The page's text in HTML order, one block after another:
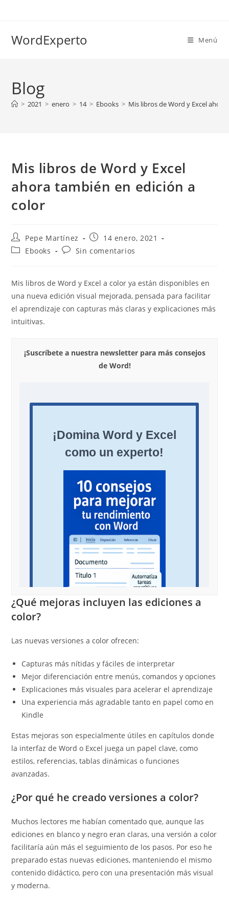
WordExperto Menú
Blog
> 2021 > enero > 14 > Ebooks > Mis libros de Word y Excel
Mis libros de Word y Excel
ahora también en edición a
color
Autor
de
la
Pepe Martínez
Publicación
la
14 enero, 2021
Categoría
entrada:
Ebooks
Comentarios
entrada:
Sin comentarios
Mis libros de Word y Excel a color ya están disponibles en
una nueva edición visual mejorada, pensada para facilitar
el aprendizaje con capturas más claras y explicaciones más
intuitivas.
¡Suscríbete a nuestra newsletter para más consejos
de Word!
¿Qué mejoras incluyen las ediciones a
color?
Las nuevas versiones a color ofrecen:
Capturas más nítidas y fáciles de interpretar
Mejor diferenciación entre menús, comandos y opciones
Explicaciones más visuales para acelerar el aprendizaje
Una experiencia más agradable tanto en papel como en
Kindle
Estas mejoras son especialmente útiles en capítulos donde
la interfaz de Word o Excel juega un papel clave, como
estilos, referencias, tablas dinámicas o funciones
avanzadas.
¿Por qué he creado versiones a color?
Muchos lectores me habían comentado que, aunque las
ediciones en blanco y negro eran claras, una versión a color
facilitaría aún más el seguimiento de los pasos. Por eso he
preparado estas nuevas ediciones, manteniendo el mismo
contenido didáctico, pero con una presentación más visual
y moderna.